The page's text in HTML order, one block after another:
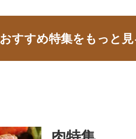
おすすめ特集をもっと